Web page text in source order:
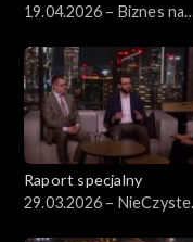
19.04.2026 – Biznes na
Raport specjalny
29.03.2026 – NieCzyste